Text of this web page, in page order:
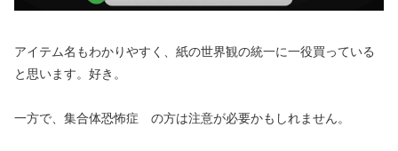
アイテム名もわかりやすく、紙の世界観の統一に一役買っている
と思います。好き。
一方で、集合体恐怖症 の方は注意が必要かもしれません。